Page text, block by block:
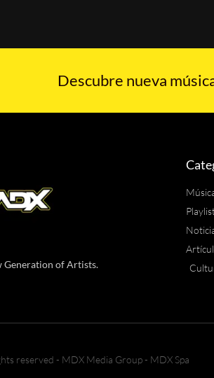
Descubre nueva
Generation of Artists.
reserved - MDX Media Group - MDX Spa